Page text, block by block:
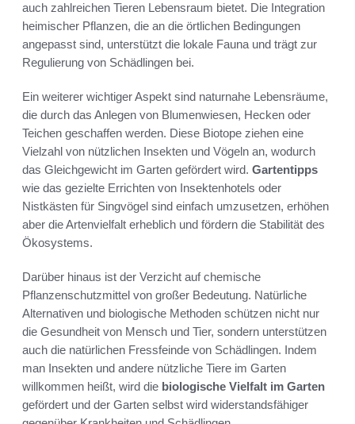
auch zahlreichen Tieren Lebensraum bietet. Die Integration
heimischer Pflanzen, die an die örtlichen Bedingungen
angepasst sind, unterstützt die lokale Fauna und trägt zur
Regulierung von Schädlingen bei.
Ein weiterer wichtiger Aspekt sind naturnahe Lebensräume,
die durch das Anlegen von Blumenwiesen, Hecken oder
Teichen geschaffen werden. Diese Biotope ziehen eine
Vielzahl von nützlichen Insekten und Vögeln an, wodurch
das Gleichgewicht im Garten gefördert wird. Gartentipps
wie das gezielte Errichten von Insektenhotels oder
Nistkästen für Singvögel sind einfach umzusetzen, erhöhen
aber die Artenvielfalt erheblich und fördern die Stabilität des
Ökosystems.
Darüber hinaus ist der Verzicht auf chemische
Pflanzenschutzmittel von großer Bedeutung. Natürliche
Alternativen und biologische Methoden schützen nicht nur
die Gesundheit von Mensch und Tier, sondern unterstützen
auch die natürlichen Fressfeinde von Schädlingen. Indem
man Insekten und andere nützliche Tiere im Garten
willkommen heißt, wird die biologische Vielfalt im Garten
gefördert und der Garten selbst wird widerstandsfähiger